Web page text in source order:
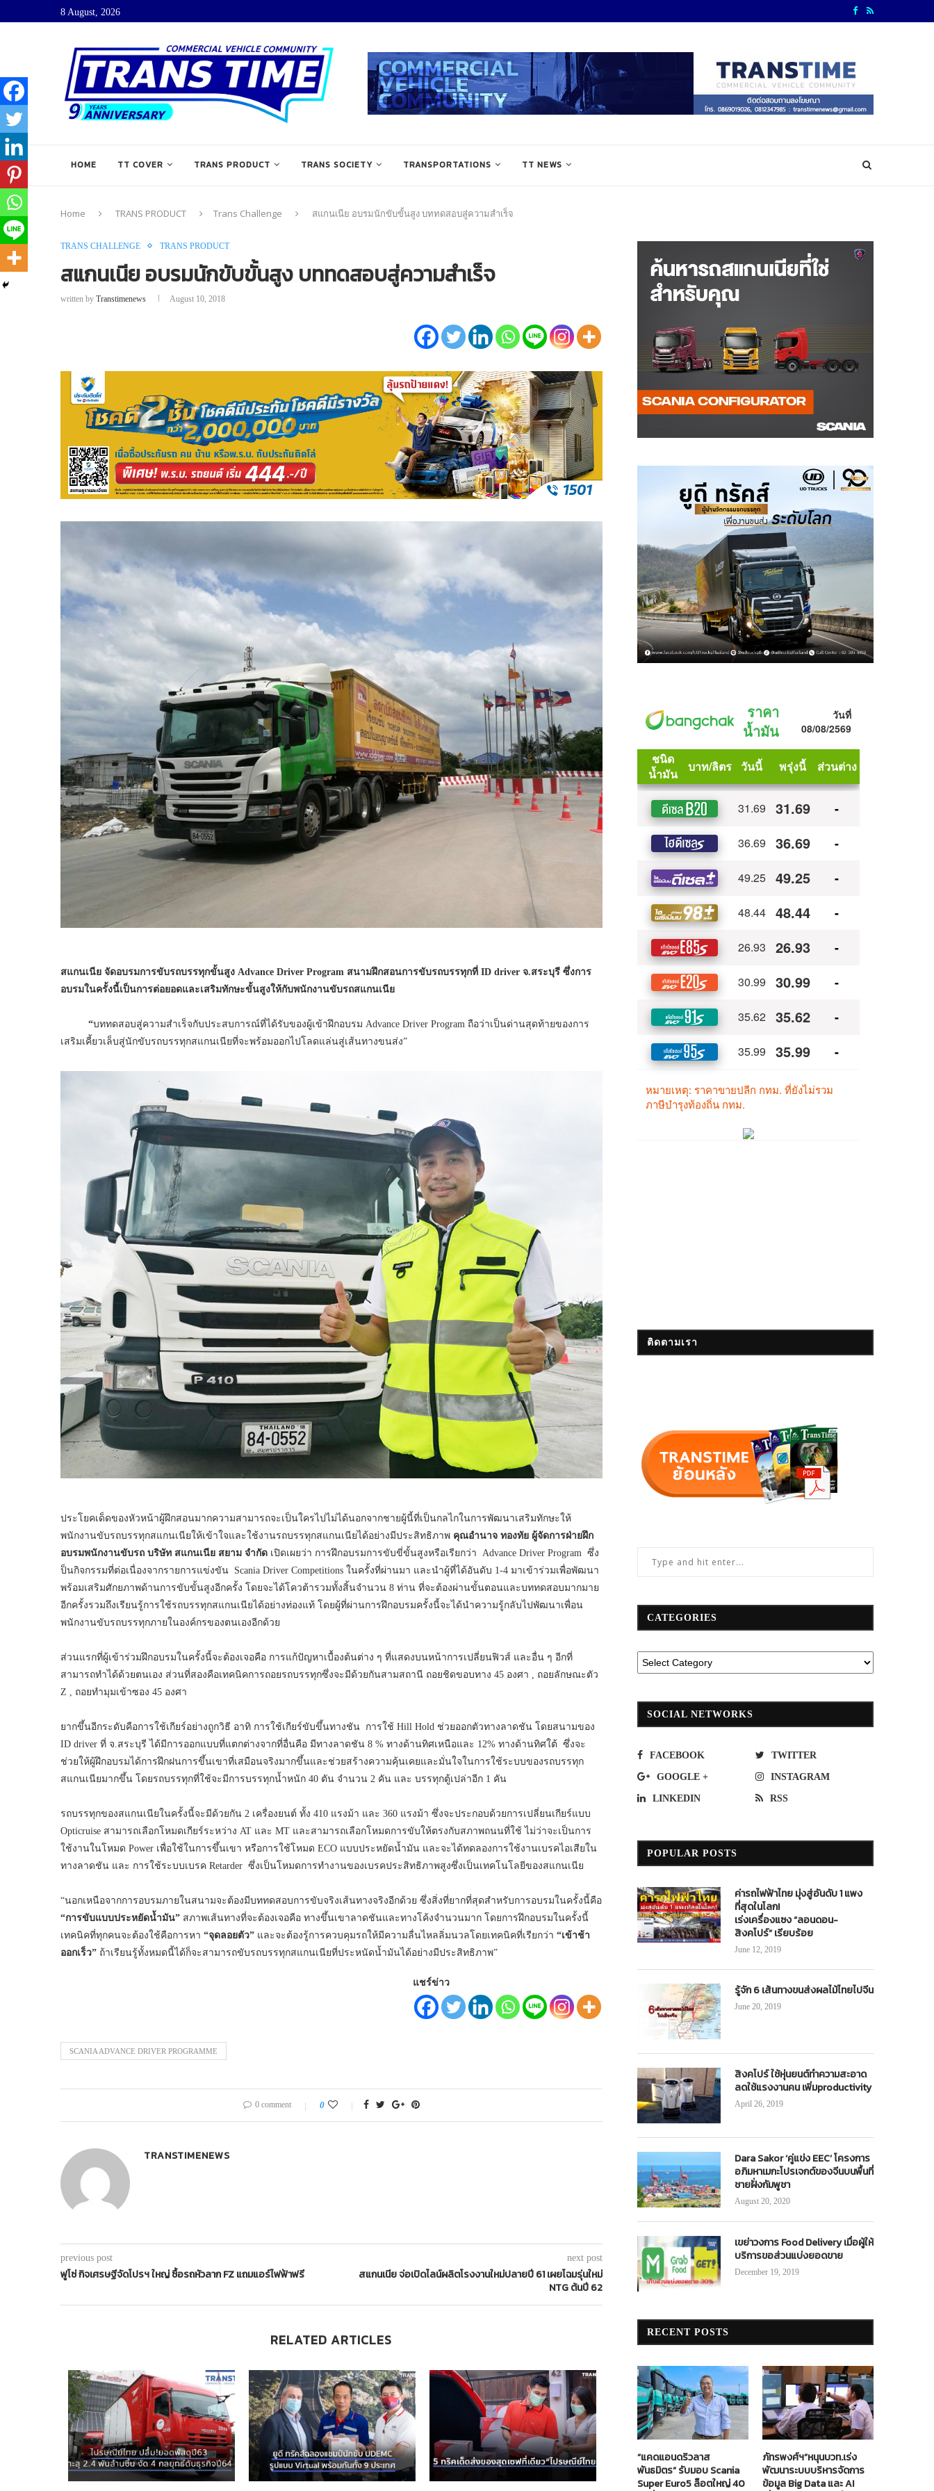
8 August, 2026
HOME TT COVER TRANS PRODUCT TRANS SOCIETY TRANSPORTATIONS TT NEWS
Home TRANS PRODUCT Trans Challenge สแกนเนีย อบรมนักขับขั้นสูง บททดสอบสู่ความสำเร็จ
TRANS CHALLENGE TRANS PRODUCT
สแกนเนีย อบรมนักขับขั้นสูง บททดสอบสู่ความสำเร็จ
written by Transtimenews August 10, 2018
สแกนเนีย จัดอบรมการขับรถบรรทุกขั้นสูง Advance Driver Program สนามฝึกสอนการขับรถบรรทุกที่ ID driver จ.สระบุรี ซึ่งการ
อบรมในครั้งนี้เป็นการต่อยอดและเสริมทักษะขั้นสูงให้กับพนักงานขับรถสแกนเนีย
“บททดสอบสู่ความสำเร็จกับประสบการณ์ที่ได้รับของผู้เข้าฝึกอบรม Advance Driver Program ถือว่าเป็นด่านสุดท้ายของการ
เสริมเคี้ยวเล็บสู่นักขับรถบรรทุกสแกนเนียที่จะพร้อมออกไปโลดแล่นสู่เส้นทางขนส่ง”
ประโยคเด็ดของหัวหน้าผู้ฝึกสอนมากความสามารถจะเป็นใครไปไม่ได้นอกจากชายผู้นี้ที่เป็นกลไกในการพัฒนาเสริมทักษะให้
พนักงานขับรถบรรทุกสแกนเนียให้เข้าใจและใช้งานรถบรรทุกสแกนเนียได้อย่างมีประสิทธิภาพ คุณอำนาจ ทองทัย ผู้จัดการฝ่ายฝึก
อบรมพนักงานขับรถ บริษัท สแกนเนีย สยาม จำกัด เปิดเผยว่า การฝึกอบรมการขับขี่ขั้นสูงหรือเรียกว่า Advance Driver Program ซึ่ง
ป็นกิจกรรมที่ต่อเนื่องจากรายการแข่งขัน Scania Driver Competitions ในครั้งที่ผ่านมา และนำผู้ที่ได้อันดับ 1-4 มาเข้าร่วมเพื่อพัฒนา
พร้อมเสริมศักยภาพด้านการขับขั้นสูงอีกครั้ง โดยจะได้โควต้ารวมทั้งสิ้นจำนวน 8 ท่าน ที่จะต้องผ่านขั้นตอนและบททดสอบมากมาย
อีกครั้งรวมถึงเรียนรู้การใช้รถบรรทุกสแกนเนียได้อย่างท่องแท้ โดยผู้ที่ผ่านการฝึกอบรมครั้งนี้จะได้นำความรู้กลับไปพัฒนาเพื่อน
พนักงานขับรถบรรทุกภายในองค์กรของตนเองอีกด้วย
ส่วนแรกที่ผู้เข้าร่วมฝึกอบรมในครั้งนี้จะต้องเจอคือ การแก้ปัญหาเบื้องต้นต่าง ๆ ที่แสดงบนหน้าการเปลี่ยนฟิวส์ และอื่น ๆ อีกที่
สามารถทำได้ด้วยตนเอง ส่วนที่สองคือเทคนิคการถอยรถบรรทุกซึ่งจะมีด้วยกันสามสถานี ถอยชิดขอบทาง 45 องศา , ถอยลักษณะตัว
Z , ถอยทำมุมเข้าซอง 45 องศา
ยากขึ้นอีกระดับคือการใช้เกียร์อย่างถูกวิธี อาทิ การใช้เกียร์ขับขึ้นทางชัน การใช้ Hill Hold ช่วยออกตัวทางลาดชัน โดยสนามของ
ID driver ที่ จ.สระบุรี ได้มีการออกแบบที่แตกต่างจากที่อื่นคือ มีทางลาดชัน 8 % ทางด้านทิศเหนือและ 12% ทางด้านทิศใต้ ซึ่งจะ
ช่วยให้ผู้ฝึกอบรมได้การฝึกฝนการขึ้นเขาที่เสมือนจริงมากขึ้นและช่วยสร้างความคุ้นเคยและมั่นใจในการใช้ระบบของรถบรรทุก
สแกนเนียมากขึ้น โดยรถบรรทุกที่ใช้จะมีการบรรทุกน้ำหนัก 40 ตัน จำนวน 2 คัน และ บรรทุกตู้เปล่าอีก 1 คัน
รถบรรทุกของสแกนเนียในครั้งนี้จะมีด้วยกัน 2 เครื่องยนต์ ทั้ง 410 แรงม้า และ 360 แรงม้า ซึ่งจะประกอบด้วยการเปลี่ยนเกียร์แบบ
Opticruise สามารถเลือกโหมดเกียร์ระหว่าง AT และ MT และสามารถเลือกโหมดการขับให้ตรงกับสภาพถนนที่ใช้ ไม่ว่าจะเป็นการ
ใช้งานในโหมด Power เพื่อใช้ในการขึ้นเขา หรือการใช้โหมด ECO แบบประหยัดน้ำมัน และจะได้ทดลองการใช้งานเบรคไอเสียใน
ทางลาดชัน และ การใช้ระบบเบรค Retarder ซึ่งเป็นโหมดการทำงานของเบรคประสิทธิภาพสูงซึ่งเป็นเทคโนโลยีของสแกนเนีย
“นอกเหนือจากการอบรมภายในสนามจะต้องมีบททดสอบการขับจริงเส้นทางจริงอีกด้วย ซึ่งสิ่งที่ยากที่สุดสำหรับการอบรมในครั้งนี้คือ
“การขับแบบประหยัดน้ำมัน” สภาพเส้นทางที่จะต้องเจอคือ ทางขึ้นเขาลาดชันและทางโค้งจำนวนมาก โดยการฝึกอบรมในครั้งนี้
เทคนิคที่ทุกคนจะต้องใช้คือการหา “จุดลอยตัว” และจะต้องรู้การควบคุมรถให้มีความลื่นไหลลิ่มนวลโดยเทคนิคที่เรียกว่า “เข้าช้า
ออกเร็ว” ถ้าเรียนรู้ทั้งหมดนี้ได้ก็จะสามารถขับรถบรรทุกสแกนเนียที่ประหนัดน้ำมันได้อย่างมีประสิทธิภาพ”
แชร์ข่าว
SCANIA ADVANCE DRIVER PROGRAMME
0 comment 0
TRANSTIMENEWS
previous post
ฟูโซ่ กิจเศรษฐีจัดโปรฯ ใหญ่ ซื้อรถหัวลาก FZ แถมแอร์ไฟฟ้าฟรี
next post
สแกนเนีย จ่อเปิดไลน์ผลิตโรงงานใหม่ปลายปี 61 เผยโฉมรุ่นใหม่
NTG ต้นปี 62
RELATED ARTICLES
ติดตามเรา
CATEGORIES
SOCIAL NETWORKS
FACEBOOK TWITTER
GOOGLE + INSTAGRAM
LINKEDIN RSS
POPULAR POSTS
ค่ารถไฟฟ้าไทย มุ่งสู่อันดับ 1 แพง
ที่สุดในโลก!
เร่งเครื่องแซง “ลอนดอน-
สิงคโปร์” เรียบร้อย
June 12, 2019
รู้จัก 6 เส้นทางขนส่งผลไม้ไทยไปจีน
June 20, 2019
สิงคโปร์ ใช้หุ่นยนต์ทำความสะอาด
ลดใช้แรงงานคน เพิ่มproductivity
April 26, 2019
Dara Sakor ‘คู่แข่ง EEC’ โครงการ
อภิมหาเมกะโปรเจกต์ของจีนบนพื้นที่
ชายฝั่งกัมพูชา
August 20, 2020
เขย่าวงการ Food Delivery เมื่อผู้ให้
บริการขอส่วนแบ่งยอดขาย
December 19, 2019
RECENT POSTS
“แคดแอนดริวลาส
พันธมิตร” รับมอบ Scania
Super Euro5 ล็อตใหญ่ 40
ภัทรพงศ์ฯ”หนุนบวท.เร่ง
พัฒนาระบบบริหารจัดการ
ข้อมูล Big Data และ AI